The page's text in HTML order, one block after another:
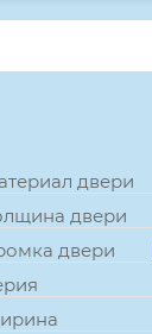
двери
двери
двери